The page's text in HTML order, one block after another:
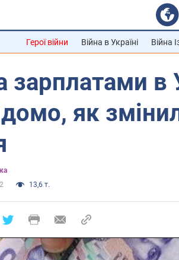
Герої війни Війна в Україні Війна
зарплатами в
як
13,6 т.